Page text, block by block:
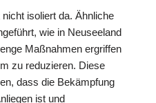
isoliert da. Ähnliche
wie in Neuseeland
Maßnahmen ergriffen
zu reduzieren. Diese
dass die Bekämpfung
ist und